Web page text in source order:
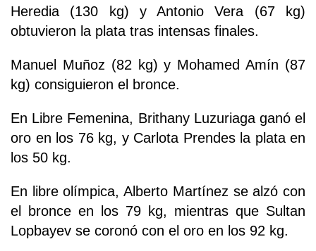
Heredia (130 kg) y Antonio Vera (67 kg)
obtuvieron la plata tras intensas finales.
Manuel Muñoz (82 kg) y Mohamed Amín (87
kg) consiguieron el bronce.
En Libre Femenina, Brithany Luzuriaga ganó el
oro en los 76 kg, y Carlota Prendes la plata en
los 50 kg.
En libre olímpica, Alberto Martínez se alzó con
el bronce en los 79 kg, mientras que Sultan
Lopbayev se coronó con el oro en los 92 kg.